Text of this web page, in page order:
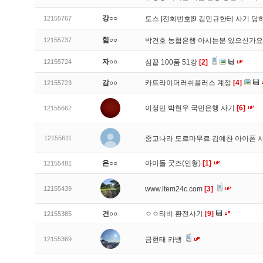
12155767 강○○ 토스 [전화번호]9 김민규한테 사기 당
12155737 힘○○ 박건호 농협은행 아시는분 있으신가요
12155724 자○○ 심끝 100품 51강 [2]
12155723 감○○ 카트라이더러쉬플러스 계정 [4]
12155662 이정민 박현우 국민은행 사기 [6]
12155611 중고나라 도르마무르 김예찬 아이폰
12155481 온○○ 아이돌 굿즈(인형) [1]
12155439 www.item24c.com [3]
12155385 건○○ ㅇㅇ티비 환전사기 [9]
12155369 금현태 카뱅